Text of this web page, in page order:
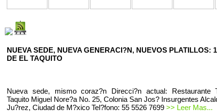
NUEVA SEDE, NUEVA GENERACI?N, NUEVOS PLATILLOS:
DE EL TAQUITO
Nueva sede, mismo coraz?n Direcci?n actual: Restaurante
Taquito Miguel Nore?a No. 25, Colonia San Jos? Insurgentes
Ju?rez, Ciudad de M?xico Tel?fono: 55 5526 7699 >> Leer Mas...